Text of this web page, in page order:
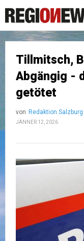
Tillmitsch,
Abgängig -
getötet
von Redaktion Salzburg
JÄNNER 12, 2026